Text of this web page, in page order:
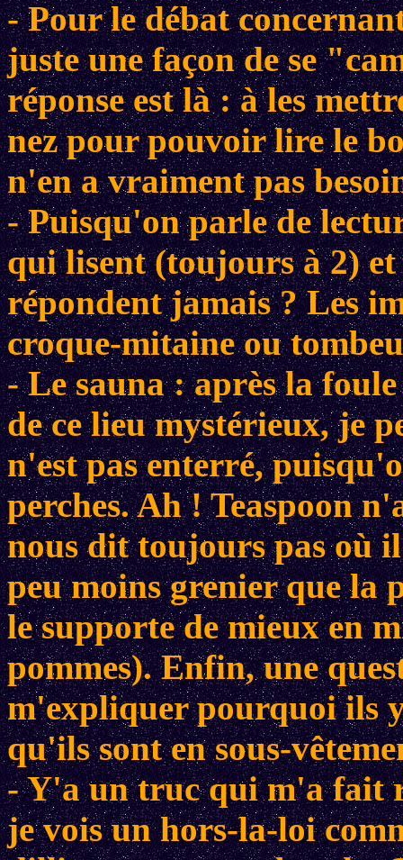
- Pour le débat
juste une façon de se
réponse est là : à les
nez pour pouvoir lire le
n'en a vraiment pas
- Puisqu'on parle de
qui lisent (toujours à 2)
répondent jamais ? Les
croque-mitaine ou
- Le sauna : après la
de ce lieu mystérieux, je
n'est pas enterré,
perches. Ah ! Teaspoon
nous dit toujours pas où
peu moins grenier que la
le supporte de mieux en
pommes). Enfin, une
m'expliquer pourquoi ils
qu'ils sont en sous-
- Y'a un truc qui m'a fait
je vois un hors-la-loi